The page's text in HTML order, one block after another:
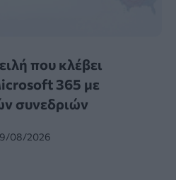
που κλέβει
365 με
συνεδριών
08/2026